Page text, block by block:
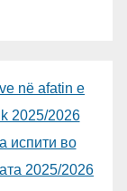
në afatin e
2025/2026
во
2025/2026